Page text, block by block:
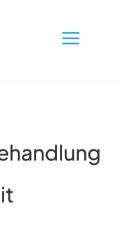
a